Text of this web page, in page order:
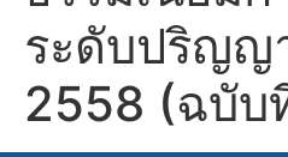
ระดับปริญญ
2558 (ฉบับ